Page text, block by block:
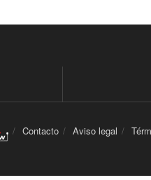
Contacto Aviso legal